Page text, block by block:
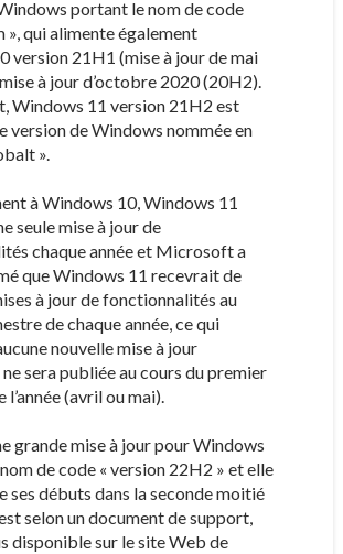
portant le nom de code
», qui alimente également
version 21H1 (mise à jour de mai
à jour d’octobre 2020 (20H2).
Windows 11 version 21H2 est
version de Windows nommée en
».
à Windows 10, Windows 11
seule mise à jour de
chaque année et Microsoft a
que Windows 11 recevrait de
à jour de fonctionnalités au
de chaque année, ce qui
nouvelle mise à jour
sera publiée au cours du premier
l’année (avril ou mai).
grande mise à jour pour Windows
de code « version 22H2 » et elle
ses débuts dans la seconde moitié
selon un document de support,
disponible sur le site Web de